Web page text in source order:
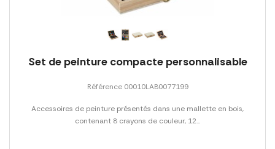
Set de peinture compacte personnalisable
Référence 00010LAB0077199
Accessoires de peinture présentés dans une mallette en bois,
contenant 8 crayons de couleur, 12...